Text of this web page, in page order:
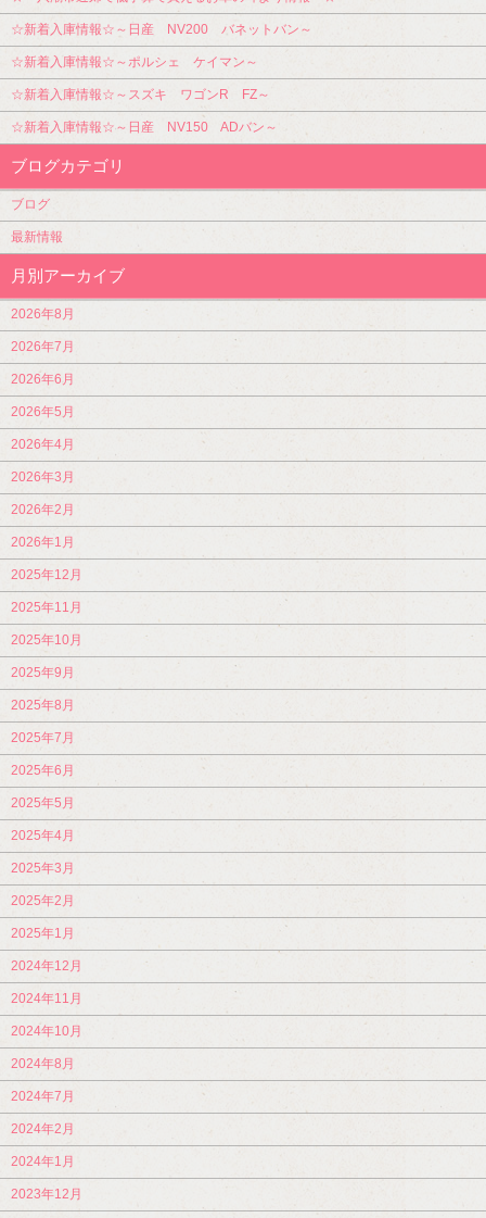
☆新着入庫情報☆～日産 NV200 バネットバン～
☆新着入庫情報☆～ポルシェ ケイマン～
☆新着入庫情報☆～スズキ ワゴンR FZ～
☆新着入庫情報☆～日産 NV150 ADバン～
ブログカテゴリ
ブログ
最新情報
月別アーカイブ
2026年8月
2026年7月
2026年6月
2026年5月
2026年4月
2026年3月
2026年2月
2026年1月
2025年12月
2025年11月
2025年10月
2025年9月
2025年8月
2025年7月
2025年6月
2025年5月
2025年4月
2025年3月
2025年2月
2025年1月
2024年12月
2024年11月
2024年10月
2024年8月
2024年7月
2024年2月
2024年1月
2023年12月